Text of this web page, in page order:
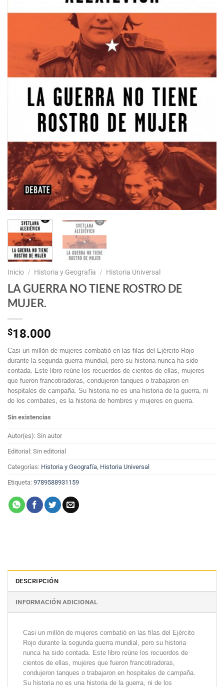
Inicio / Historia y Geografía / Historia Universal
LA GUERRA NO TIENE ROSTRO DE
MUJER.
$18.000
Casi un millón de mujeres combatió en las filas del Ejército Rojo
durante la segunda guerra mundial, pero su historia nunca ha sido
contada. Este libro reúne los recuerdos de cientos de ellas, mujeres
que fueron francotiradoras, condujeron tanques o trabajaron en
hospitales de campaña. Su historia no es una historia de la guerra, ni
de los combates, es la historia de hombres y mujeres en guerra.
Sin existencias
Autor(es): Sin autor
Editorial: Sin editorial
Categorías: Historia y Geografía Historia Universal
Etiqueta: 9789588931159
DESCRIPCIÓN
INFORMACIÓN ADICIONAL
Casi un millón de mujeres combatió en las filas del Ejército
Rojo durante la segunda guerra mundial, pero su historia
nunca ha sido contada. Este libro reúne los recuerdos de
cientos de ellas, mujeres que fueron francotiradoras,
condujeron tanques o trabajaron en hospitales de campaña.
Su historia no es una historia de la guerra, ni de los